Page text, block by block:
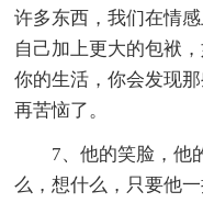
许多东西，我们在情
自己加上更大的包袱
你的生活，你会发现
再苦恼了。
7、他的笑脸，他
么，想什么，只要他